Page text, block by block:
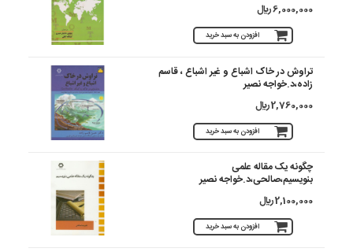
6,000,000 ريال
افزودن به سبد خرید
تراوش در خاک اشباع و غیر اشباع ، قاسم
زاده،د.خواجه نصیر
2,760,000 ريال
افزودن به سبد خرید
چگونه یک مقاله علمی
بنویسیم،صالحی،د.خواجه نصیر
2,100,000 ريال
افزودن به سبد خرید